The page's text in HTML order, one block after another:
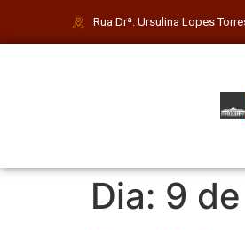
Rua Drª. Ursulina Lopes
Dia: 9